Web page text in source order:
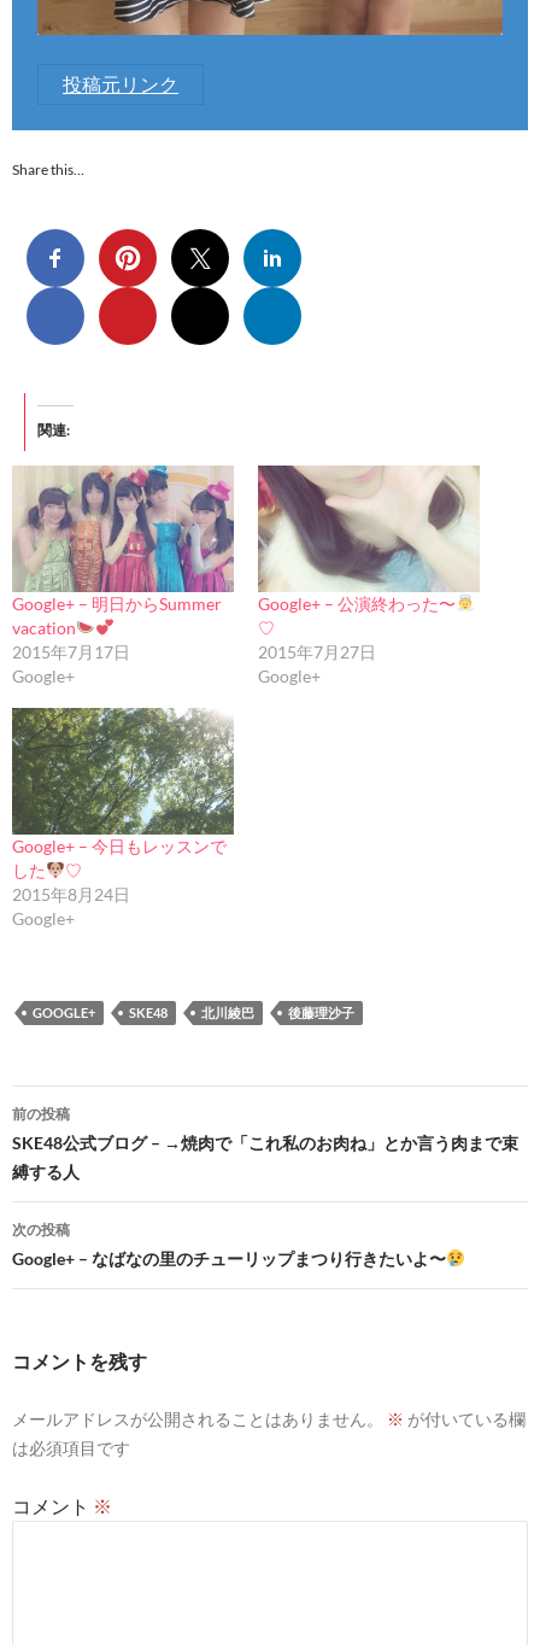
投稿元リンク
Share this…
関連
Google+ – 明日からSummer
vacation
2015年7月17日
Google+
Google+ – 公演終わった〜
♡
2015年7月27日
Google+
Google+ – 今日もレッスンで
した
♡
2015年8月24日
Google+
GOOGLE+ SKE48 北川綾巴 後藤理沙子
投
稿
ナ
ビ
ゲ
シ
ン
前の投稿
SKE48公式ブログ – →焼肉で「これ私のお肉ね」とか言う肉まで束
縛する人
次の投稿
Google+ – なばなの里のチューリップまつり行きたいよ〜
コメントを残す
メールアドレスが公開されることはありません。 ※ が付いている欄
は必須項目です
コメント ※